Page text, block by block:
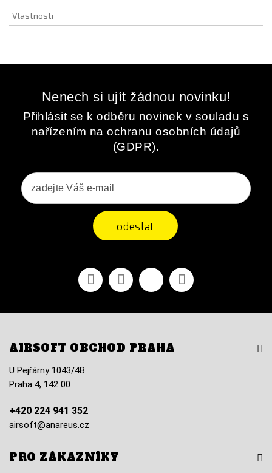
Vlastnosti
Nenech si ujít žádnou novinku!
Přihlásit se k odběru novinek v souladu s
nařízením na ochranu osobních údajů
(GDPR).
odeslat
FacebookYouTubeVimeo Instagram
AIRSOFT OBCHOD PRAHA
U Pejřárny 1043/4B
Praha 4, 142 00
+420 224 941 352
airsoft@anareus.cz
PRO ZÁKAZNÍKY